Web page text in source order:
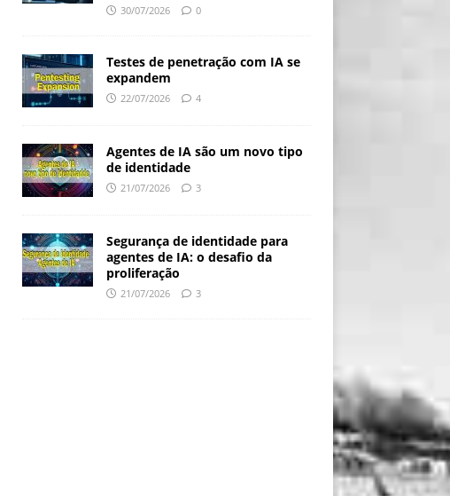
30/07/2026 0
Testes de penetração com IA se
expandem
22/07/2026 4
Agentes de IA são um novo tipo
de identidade
21/07/2026 3
Segurança de identidade para
agentes de IA: o desafio da
proliferação
21/07/2026 3